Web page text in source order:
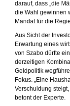
darauf, dass „die
die Wahl gewinnen
Mandat für die
Aus Sicht der
Erwartung eines
von Szabo dürfte
derzeitigen
Geldpolitik
Fokus. „Eine
Verschuldung
betont der Experte.